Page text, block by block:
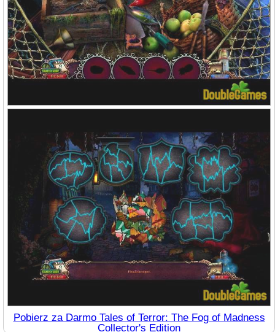
Pobierz za Darmo Tales of Terror: The Fog of Madness
Collector's Edition